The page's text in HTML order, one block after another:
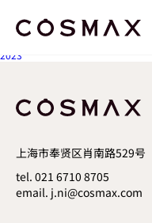
文章导航
2023
上海市奉贤区肖南路529号
tel. 021 6710 8705
email. j.ni@cosmax.com